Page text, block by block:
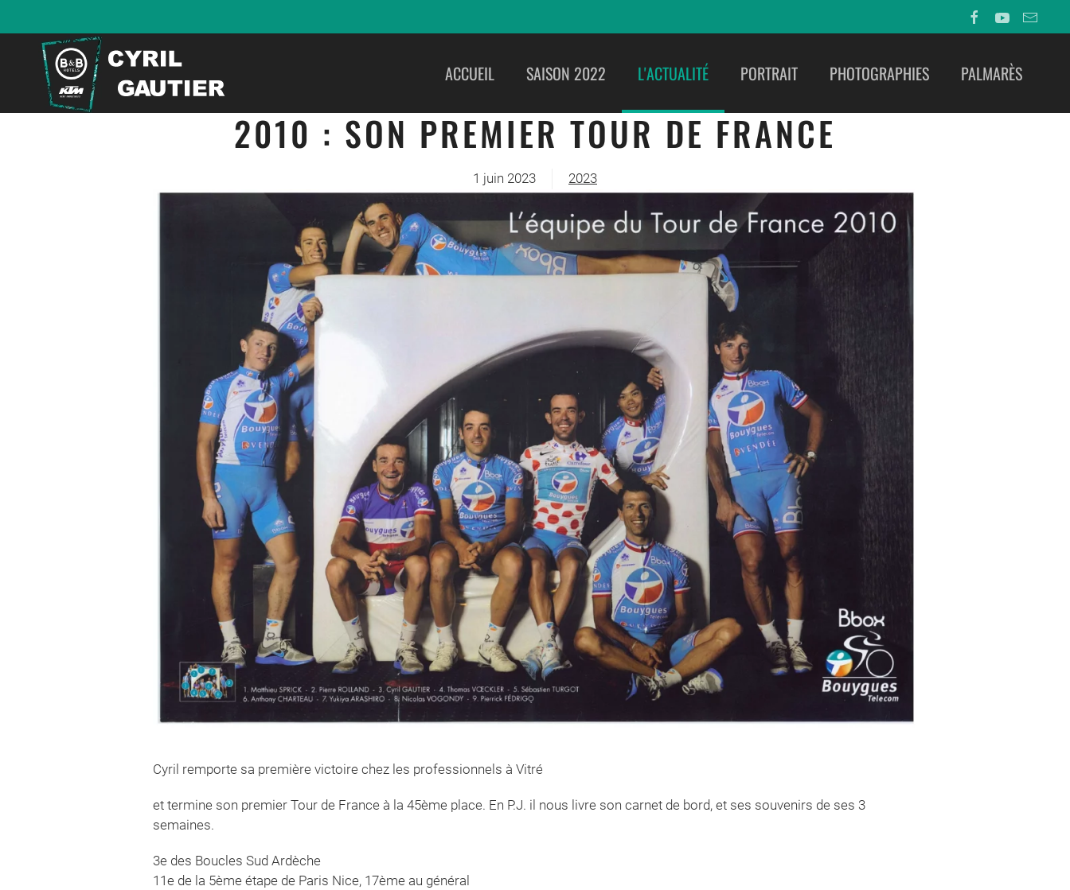
ACCUEIL SAISON 2022 L'ACTUALITÉ PORTRAIT PHOTOGRAPHIES PALMARÈS
2010 : SON PREMIER TOUR DE FRANCE
1 juin 2023 2023
Cyril remporte sa première victoire chez les professionnels à Vitré
et termine son premier Tour de France à la 45ème place. En P.J. il nous livre son carnet de bord, et ses souvenirs de ses 3
semaines.
3e des Boucles Sud Ardèche
11e de la 5ème étape de Paris Nice, 17ème au général